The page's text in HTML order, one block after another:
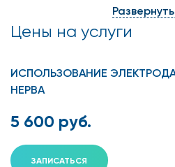
с нервной системой. Нервная
движения, рефлексы,
раздражителей. При
сигналы мышечным тканям
проблемы, возникшие в
мышц. Обследование не требует
пациента перед ее проведением.
Цены на услуги
ИСПОЛЬЗОВАНИЕ
НЕРВА
5 600 руб.
ЗАПИСАТЬСЯ